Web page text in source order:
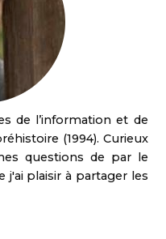
de l’information et de
(1994). Curieux
questions de par le
j'ai plaisir à partager les